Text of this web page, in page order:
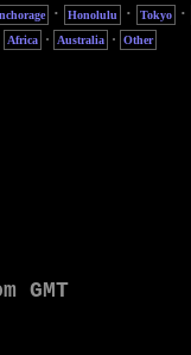
· Honolulu · Tokyo ·
Africa · Australia · Other